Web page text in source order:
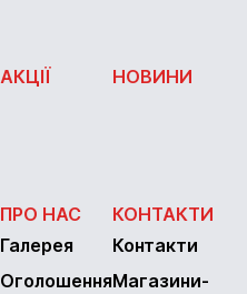
АКЦІЇ НОВИНИ
ПРО НАС
Галерея
Оголошення
КОНТАКТИ
Контакти
Магазини-